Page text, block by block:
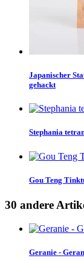
Japanischer
gehackt
Stephania
Gou Teng
30 andere
Geranie -